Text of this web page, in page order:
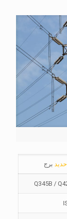
برج